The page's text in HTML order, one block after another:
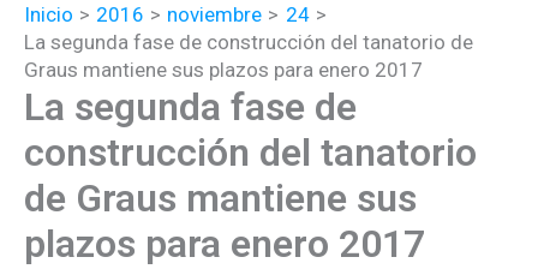
Inicio 2016 noviembre
24
La segunda fase de construcción del tanatorio de
Graus mantiene sus plazos para enero 2017
La segunda fase de
construcción del tanatorio
de Graus mantiene sus
plazos para enero 2017